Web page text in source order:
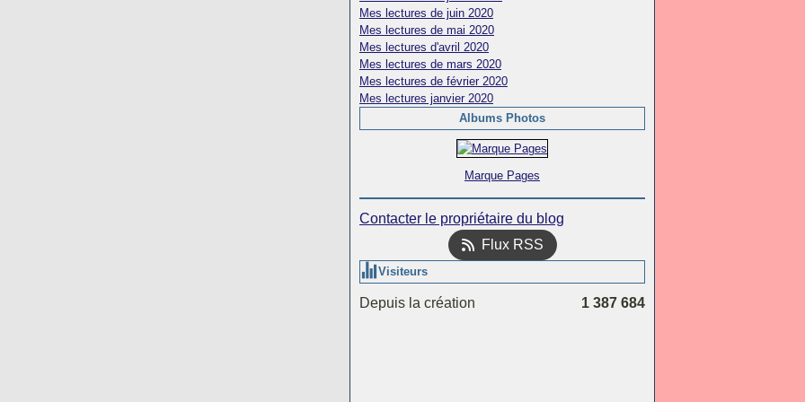
Mes lectures de juin 2020
Mes lectures de mai 2020
Mes lectures d'avril 2020
Mes lectures de mars 2020
Mes lectures de février 2020
Mes lectures janvier 2020
Albums Photos
Marque Pages
Contacter le propriétaire du blog
Flux RSS
Visiteurs
Depuis la création 1 387 684